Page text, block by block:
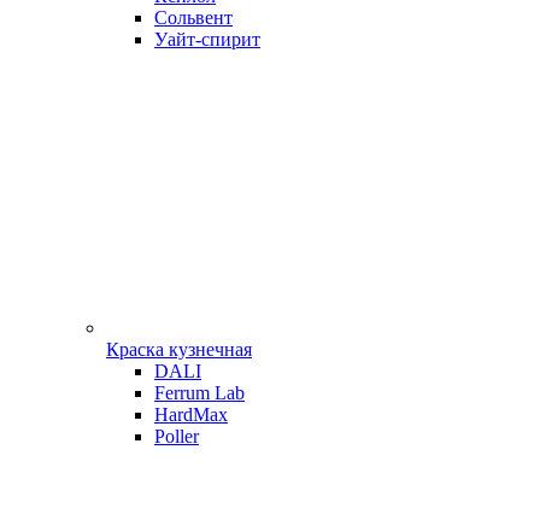
Сольвент
Уайт-спирит
Краска кузнечная
DALI
Ferrum Lab
HardMax
Poller